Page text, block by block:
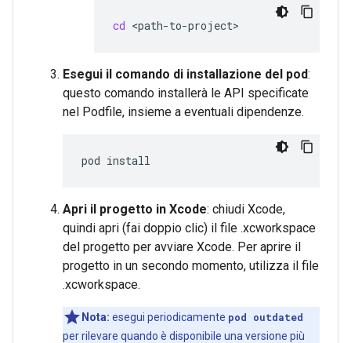
cd
Esegui il comando di installazione del pod:
questo comando installerà le API specificate
nel Podfile, insieme a eventuali dipendenze.
pod
Apri il progetto in Xcode: chiudi Xcode,
quindi apri (fai doppio clic) il file .xcworkspace
del progetto per avviare Xcode. Per aprire il
progetto in un secondo momento, utilizza il file
.xcworkspace.
Nota: esegui periodicamente pod outdated
per rilevare quando è disponibile una versione più